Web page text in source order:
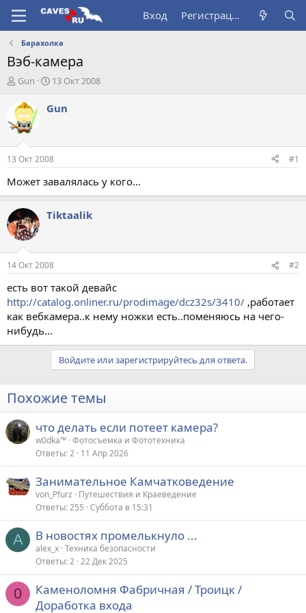
Вход Регистрация
Барахолка
Вэб-камера
А
т
о
р
т
е
м
ы
Gun
Д
т
ч
а
л
13 Окт 2008
Gun
13 Окт 2008 #1
Может завалялась у кого...
Tiktaalik
14 Окт 2008 #2
есть вот такой девайс
http://catalog.onliner.ru/prodimage/dcz32s/3410/ ,работает
как вебкамера..к нему ножки есть..поменяюсь на чего-
нибудь...
Войдите или зарегистрируйтесь для ответа.
Похожие темы
что делать если потеет камера?
w0dka™ Фотосъемка и Фототехника
Ответы 2 11 Апр 2026
Занимательное Камчатковедение
von_Pfurz
Путешествия и Краеведение
Ответы 255 Суббота в 15:31
A В новостях промелькнуло ...
alex_x Техника безопасности
Ответы 2 22 Дек 2025
0
Каменоломня Фабричная / Троицк /
Доработка входа